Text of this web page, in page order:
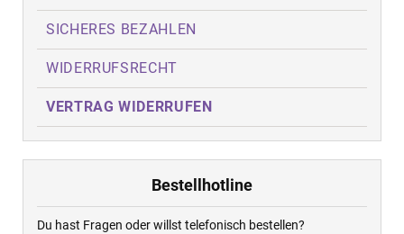
SICHERES BEZAHLEN
WIDERRUFSRECHT
VERTRAG WIDERRUFEN
Bestellhotline
Du hast Fragen oder willst telefonisch bestellen?